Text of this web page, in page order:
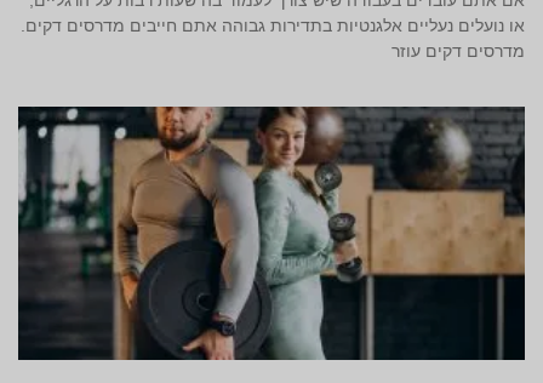
או נועלים נעליים אלגנטיות בתדירות גבוהה אתם חייבים מדרסים דקים.
מדרסים דקים עוזר